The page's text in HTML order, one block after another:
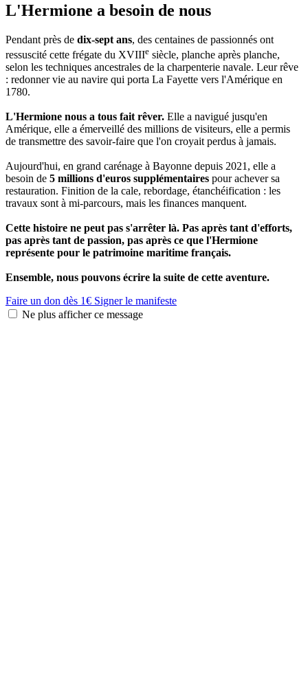
L'Hermione a besoin de nous
Pendant près de dix-sept ans, des centaines de passionnés ont
ressuscité cette frégate du XVIIIe siècle, planche après planche,
selon les techniques ancestrales de la charpenterie navale. Leur rêve
: redonner vie au navire qui porta La Fayette vers l'Amérique en
1780.
L'Hermione nous a tous fait rêver. Elle a navigué jusqu'en
Amérique, elle a émerveillé des millions de visiteurs, elle a permis
de transmettre des savoir-faire que l'on croyait perdus à jamais.
Aujourd'hui, en grand carénage à Bayonne depuis 2021, elle a
besoin de 5 millions d'euros supplémentaires pour achever sa
restauration. Finition de la cale, rebordage, étanchéification : les
travaux sont à mi-parcours, mais les finances manquent.
Cette histoire ne peut pas s'arrêter là. Pas après tant d'efforts,
pas après tant de passion, pas après ce que l'Hermione
représente pour le patrimoine maritime français.
Ensemble, nous pouvons écrire la suite de cette aventure.
Faire un don dès 1€ Signer le manifeste
Ne plus afficher ce message